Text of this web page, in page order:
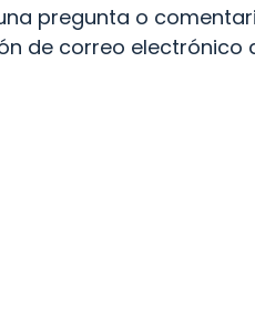
pregunta o
de correo